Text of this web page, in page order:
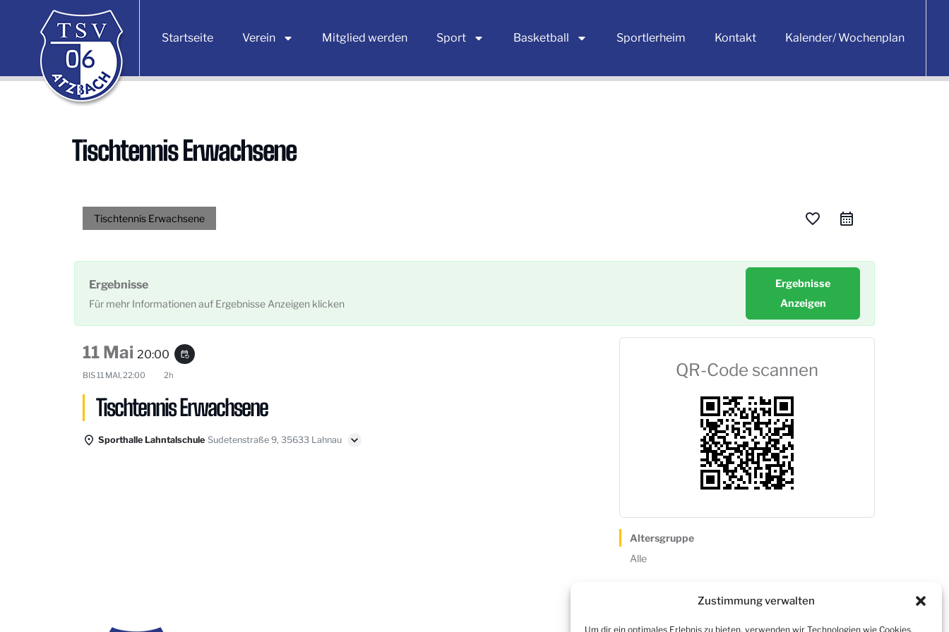
Zustimmung verwalten
Um dir ein optimales Erlebnis zu bieten, verwenden wir Technologien wie Cookies,
Startseite Verein Mitglied werden Sport Basketball Sportlerheim Kontakt Kalender/ Wochenplan
Tischtennis Erwachsene
Tischtennis Erwachsene favorite_border
Ergebnisse
Für mehr Informationen auf Ergebnisse Anzeigen klicken
Ergebnisse
Anzeigen
11 Mai 20:00 event_repeat
BIS11 MAI, 22:00 2h
Tischtennis Erwachsene
Sporthalle Lahntalschule Sudetenstraße 9, 35633 Lahnau
QR-Code scannen
Altersgruppe
Alle